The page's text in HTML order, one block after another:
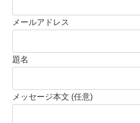
メールアドレス
題名
メッセージ本文 (任意)